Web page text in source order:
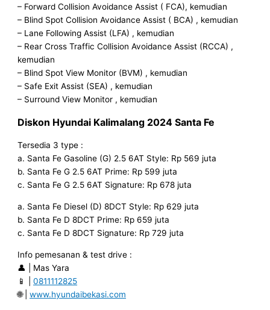
– Forward Collision Avoidance Assist ( FCA), kemudian
– Blind Spot Collision Avoidance Assist ( BCA) , kemudian
– Lane Following Assist (LFA) , kemudian
– Rear Cross Traffic Collision Avoidance Assist (RCCA) ,
kemudian
– Blind Spot View Monitor (BVM) , kemudian
– Safe Exit Assist (SEA) , kemudian
– Surround View Monitor , kemudian
Diskon Hyundai Kalimalang 2024 Santa Fe
Tersedia 3 type :
a. Santa Fe Gasoline (G) 2.5 6AT Style: Rp 569 juta
b. Santa Fe G 2.5 6AT Prime: Rp 599 juta
c. Santa Fe G 2.5 6AT Signature: Rp 678 juta
a. Santa Fe Diesel (D) 8DCT Style: Rp 629 juta
b. Santa Fe D 8DCT Prime: Rp 659 juta
c. Santa Fe D 8DCT Signature: Rp 729 juta
Info pemesanan & test drive :
👤 | Mas Yara
📱 |0811112825
🌐 |www.hyundaibekasi.com